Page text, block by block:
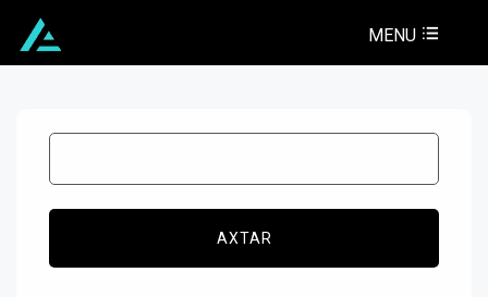
MENU
AXTAR